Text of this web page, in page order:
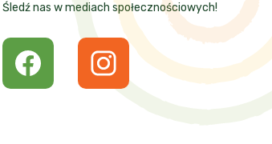
Śledź nas w mediach społecznościowych!